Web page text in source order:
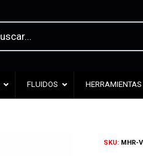
FLUIDOS
SKU: MHR-